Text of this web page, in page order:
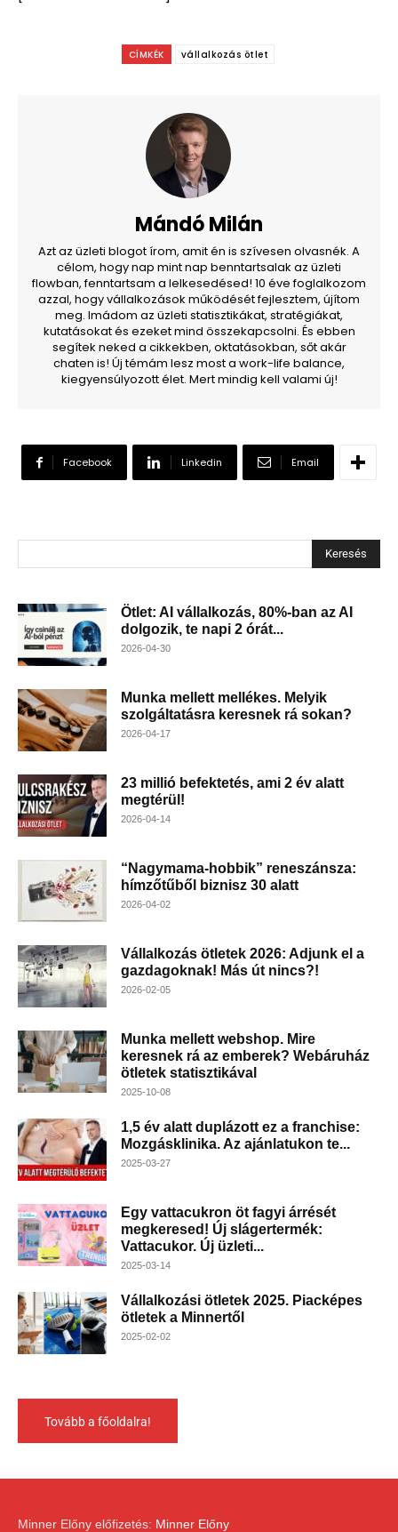
CÍMKÉK vállalkozás ötlet
Mándó Milán
Azt az üzleti blogot írom, amit én is szívesen olvasnék. A
célom, hogy nap mint nap benntartsalak az üzleti
flowban, fenntartsam a lelkesedésed! 10 éve foglalkozom
azzal, hogy vállalkozások működését fejlesztem, újítom
meg. Imádom az üzleti statisztikákat, stratégiákat,
kutatásokat és ezeket mind összekapcsolni. És ebben
segítek neked a cikkekben, oktatásokban, sőt akár
chaten is! Új témám lesz most a work-life balance,
kiegyensúlyozott élet. Mert mindig kell valami új!
Facebook Linkedin Email
Keresés
Ötlet: AI vállalkozás, 80%-ban az AI
dolgozik, te napi 2 órát...
2026-04-30
Munka mellett mellékes. Melyik
szolgáltatásra keresnek rá sokan?
2026-04-17
23 millió befektetés, ami 2 év alatt
megtérül!
2026-04-14
“Nagymama-hobbik” reneszánsza:
hímzőtűből biznisz 30 alatt
2026-04-02
Vállalkozás ötletek 2026: Adjunk el a
gazdagoknak! Más út nincs?!
2026-02-05
Munka mellett webshop. Mire
keresnek rá az emberek? Webáruház
ötletek statisztikával
2025-10-08
1,5 év alatt duplázott ez a franchise:
Mozgásklinika. Az ajánlatukon te...
2025-03-27
Egy vattacukron öt fagyi árrését
megkeresed! Új slágertermék:
Vattacukor. Új üzleti...
2025-03-14
Vállalkozási ötletek 2025. Piacképes
ötletek a Minnertől
2025-02-02
Tovább a főoldalra!
Minner Előny előfizetés: Minner Előny